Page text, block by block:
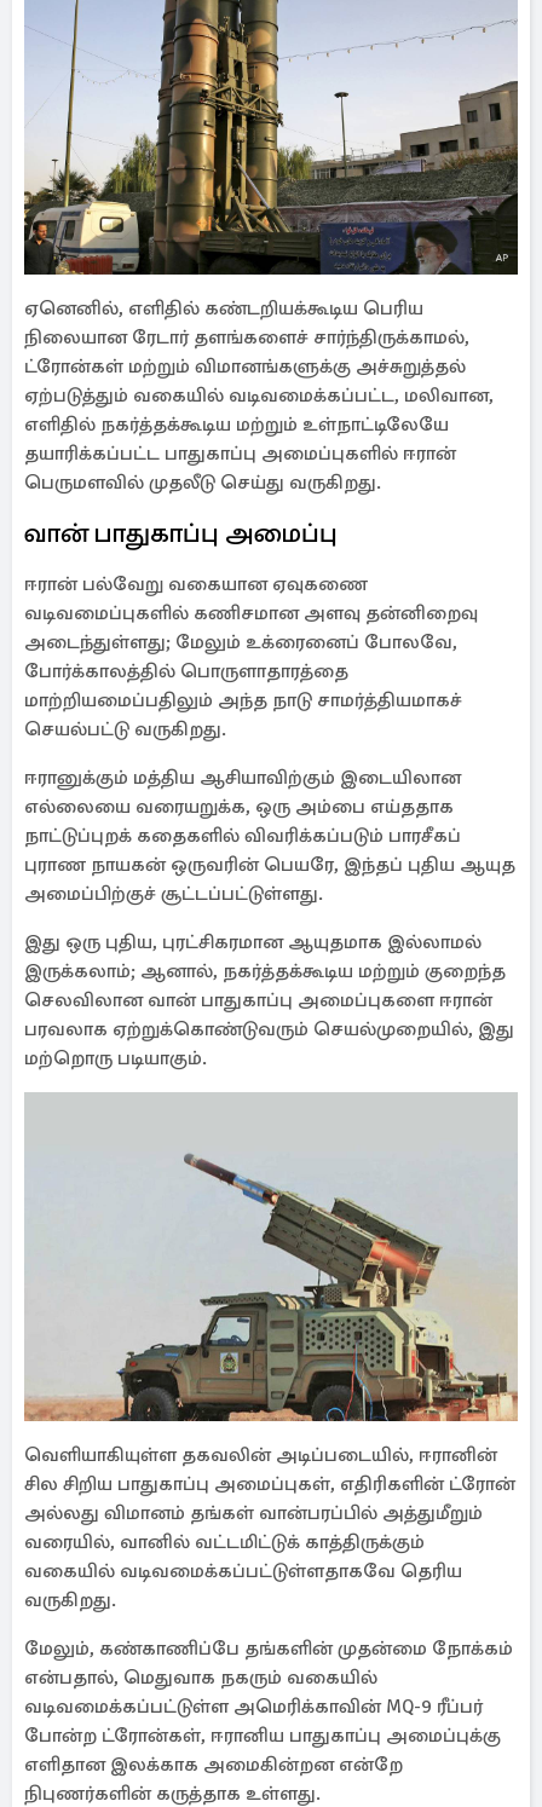
ஏனெனில், எளிதில் கண்டறியக்கூடிய பெரிய
நிலையான ரேடார் தளங்களைச் சார்ந்திருக்காமல்,
ட்ரோன்கள் மற்றும் விமானங்களுக்கு அச்சுறுத்தல்
ஏற்படுத்தும் வகையில் வடிவமைக்கப்பட்ட, மலிவான,
எளிதில் நகர்த்தக்கூடிய மற்றும் உள்நாட்டிலேயே
தயாரிக்கப்பட்ட பாதுகாப்பு அமைப்புகளில் ஈரான்
பெருமளவில் முதலீடு செய்து வருகிறது.
வான் பாதுகாப்பு அமைப்பு
ஈரான் பல்வேறு வகையான ஏவுகணை
வடிவமைப்புகளில் கணிசமான அளவு தன்னிறைவு
அடைந்துள்ளது; மேலும் உக்ரைனைப் போலவே,
போர்க்காலத்தில் பொருளாதாரத்தை
மாற்றியமைப்பதிலும் அந்த நாடு சாமர்த்தியமாகச்
செயல்பட்டு வருகிறது.
ஈரானுக்கும் மத்திய ஆசியாவிற்கும் இடையிலான
எல்லையை வரையறுக்க, ஒரு அம்பை எய்ததாக
நாட்டுப்புறக் கதைகளில் விவரிக்கப்படும் பாரசீகப்
புராண நாயகன் ஒருவரின் பெயரே, இந்தப் புதிய ஆயுத
அமைப்பிற்குச் சூட்டப்பட்டுள்ளது.
இது ஒரு புதிய, புரட்சிகரமான ஆயுதமாக இல்லாமல்
இருக்கலாம்; ஆனால், நகர்த்தக்கூடிய மற்றும் குறைந்த
செலவிலான வான் பாதுகாப்பு அமைப்புகளை ஈரான்
பரவலாக ஏற்றுக்கொண்டுவரும் செயல்முறையில், இது
மற்றொரு படியாகும்.
வெளியாகியுள்ள தகவலின் அடிப்படையில், ஈரானின்
சில சிறிய பாதுகாப்பு அமைப்புகள், எதிரிகளின் ட்ரோன்
அல்லது விமானம் தங்கள் வான்பரப்பில் அத்துமீறும்
வரையில், வானில் வட்டமிட்டுக் காத்திருக்கும்
வகையில் வடிவமைக்கப்பட்டுள்ளதாகவே தெரிய
வருகிறது.
மேலும், கண்காணிப்பே தங்களின் முதன்மை நோக்கம்
என்பதால், மெதுவாக நகரும் வகையில்
வடிவமைக்கப்பட்டுள்ள அமெரிக்காவின் MQ-9 ரீப்பர்
போன்ற ட்ரோன்கள், ஈரானிய பாதுகாப்பு அமைப்புக்கு
எளிதான இலக்காக அமைகின்றன என்றே
நிபுணர்களின் கருத்தாக உள்ளது.